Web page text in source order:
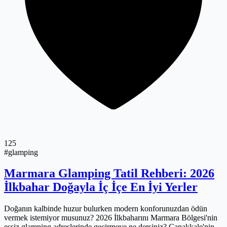
125
#glamping
Marmara Glamping Tatil Rehberi: 2026
İlkbahar Doğayla İç İçe En İyi Yerler
Doğanın kalbinde huzur bulurken modern konforunuzdan ödün
vermek istemiyor musunuz? 2026 İlkbaharını Marmara Bölgesi'nin